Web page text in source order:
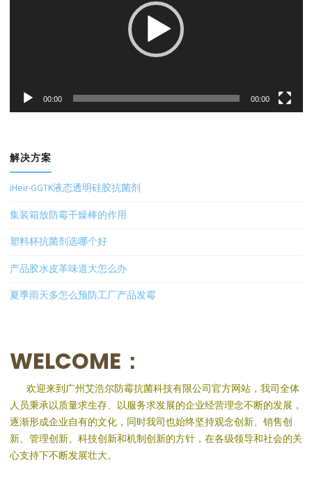
00:00 00:00
解决方案
iHeir-GGTK液态透明硅胶抗菌剂
集装箱放防霉干燥棒的作用
塑料杯抗菌剂选哪个好
产品胶水皮革味道大怎么办
夏季雨天多怎么预防工厂产品发霉
WELCOME：
欢迎来到广州艾浩尔防霉抗菌科技有限公司官方网站，我司全体
人员秉承以质量求生存、以服务求发展的企业经营理念不断的发展，
逐渐形成企业自有的文化，同时我司也始终坚持观念创新、销售创
新、管理创新、科技创新和机制创新的方针，在各级领导和社会的关
心支持下不断发展壮大。